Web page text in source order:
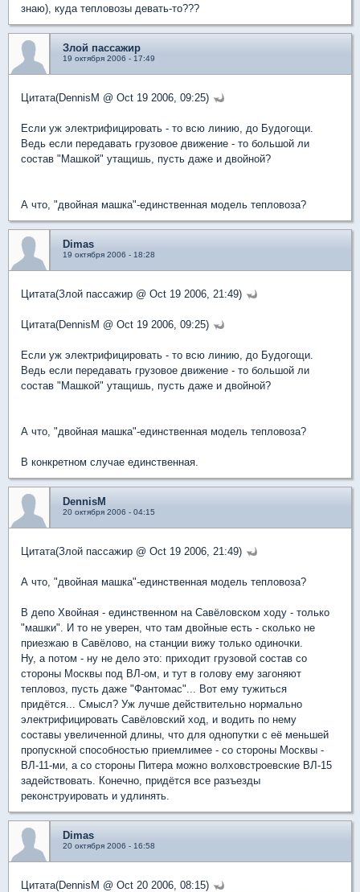
знаю), куда тепловозы девать-то???
Злой пассажир
19 октября 2006 - 17:49
Цитата(DennisM @ Oct 19 2006, 09:25)
Если уж электрифицировать - то всю линию, до Будогощи.
Ведь если передавать грузовое движение - то большой ли
состав "Машкой" утащишь, пусть даже и двойной?
А что, "двойная машка"-единственная модель тепловоза?
Dimas
19 октября 2006 - 18:28
Цитата(Злой пассажир @ Oct 19 2006, 21:49)
Цитата(DennisM @ Oct 19 2006, 09:25)
Если уж электрифицировать - то всю линию, до Будогощи.
Ведь если передавать грузовое движение - то большой ли
состав "Машкой" утащишь, пусть даже и двойной?
А что, "двойная машка"-единственная модель тепловоза?
В конкретном случае единственная.
DennisM
20 октября 2006 - 04:15
Цитата(Злой пассажир @ Oct 19 2006, 21:49)
А что, "двойная машка"-единственная модель тепловоза?
В депо Хвойная - единственном на Савёловском ходу - только
"машки". И то не уверен, что там двойные есть - сколько не
приезжаю в Савёлово, на станции вижу только одиночки.
Ну, а потом - ну не дело это: приходит грузовой состав со
стороны Москвы под ВЛ-ом, и тут в голову ему загоняют
тепловоз, пусть даже "Фантомас"... Вот ему тужиться
придётся... Смысл? Уж лучше действительно нормально
электрифицировать Савёловский ход, и водить по нему
составы увеличенной длины, что для однопутки с её меньшей
пропускной способностью приемлимее - со стороны Москвы -
ВЛ-11-ми, а со стороны Питера можно волховстроевские ВЛ-15
задействовать. Конечно, придётся все разъезды
реконструировать и удлинять.
Dimas
20 октября 2006 - 16:58
Цитата(DennisM @ Oct 20 2006, 08:15)